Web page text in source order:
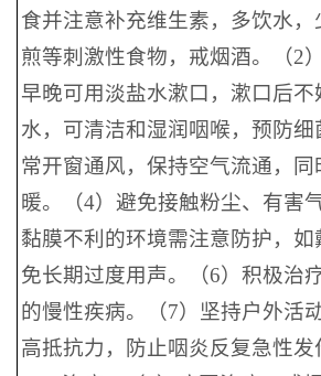
食并注意补充维生素，多饮水
煎等刺激性食物，戒烟酒。（2
早晚可用淡盐水漱口，漱口后
水，可清洁和湿润咽喉，预防
常开窗通风，保持空气流通，同
暖。（4）避免接触粉尘、有害
黏膜不利的环境需注意防护，
免长期过度用声。（6）积极治
的慢性疾病。（7）坚持户外活
高抵抗力，防止咽炎反复急性发